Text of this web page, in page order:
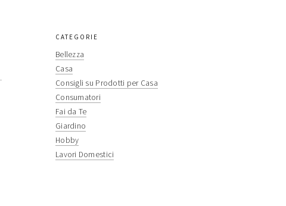
primary
sidebar
CATEGORIE
Bellezza
Casa
Consigli su Prodotti per Casa
Consumatori
Fai da Te
Giardino
Hobby
Lavori Domestici